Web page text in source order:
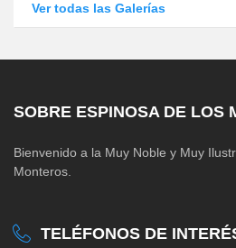
Ver todas las Galerías
SOBRE ESPINOSA DE LOS
Bienvenido a la Muy Noble y Muy
Monteros.
TELÉFONOS DE